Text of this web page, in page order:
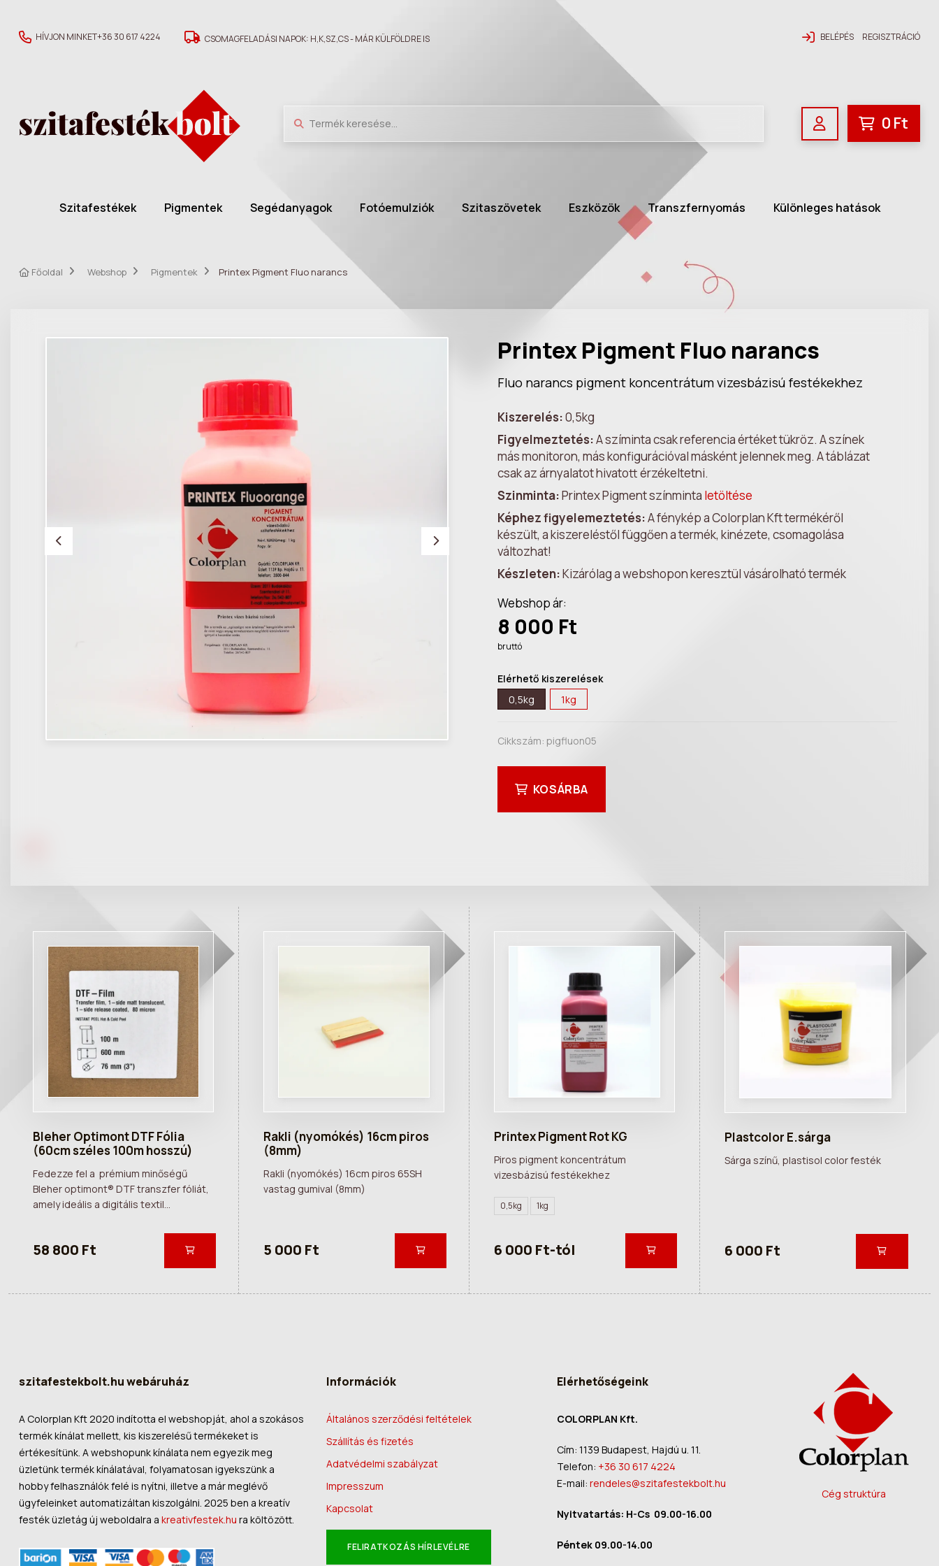
HÍVJON MINKET+36 30 617 4224 CSOMAGFELADÁSI NAPOK: H,K,SZ,CS - MÁR KÜLFÖLDRE IS REGISZTRÁCIÓ
BELÉPÉS
0 Ft
Szitafestékek Pigmentek Segédanyagok Fotóemulziók Szitaszövetek Eszközök Transzfernyomás Különleges hatások
Főoldal Webshop Pigmentek Printex Pigment Fluo narancs
Printex Pigment Fluo narancs
Fluo narancs pigment koncentrátum vizesbázisú festékekhez
Kiszerelés:0,5kg
Figyelmeztetés:A szíminta csak referencia értéket tükröz. A színek
más monitoron, más konfigurációval másként jelennek meg. A táblázat
csak az árnyalatot hivatott érzékeltetni.
Szinminta:Printex Pigment színminta letöltése
Képhez figyelemeztetés:A fénykép a Colorplan Kft termékéről
készült, a kiszereléstől függően a termék, kinézete, csomagolása
változhat!
Készleten:Kizárólag a webshopon keresztül vásárolható termék
Webshop ár:
8 000 Ft
bruttó
Elérhető kiszerelések
0,5kg
1kg
Cikkszám: pigfluon05
KOSÁRBA
Bleher Optimont DTF Fólia
(60cm széles 100m hosszú)
Fedezze fel a prémium minőségű
Bleher optimont® DTF transzfer fóliát,
amely ideális a digitális textil...
58 800 Ft
Rakli (nyomókés) 16cm piros
(8mm)
Rakli (nyomókés) 16cm piros 65SH
vastag gumival (8mm)
5 000 Ft
Printex Pigment Rot KG
Piros pigment koncentrátum
vizesbázisú festékekhez
0,5kg 1kg
6 000 Ft-tól
Plastcolor E.sárga
Sárga színű, plastisol color festék
6 000 Ft
szitafestekbolt.hu webáruház
A Colorplan Kft 2020 indította el webshopját, ahol a szokásos
termék kínálat mellett, kis kiszerelésű termékeket is
értékesítünk. A webshopunk kínálata nem egyezik meg
üzletünk termék kínálatával, folyamatosan igyekszünk a
hobby felhasználók felé is nyítni, illetve a már meglévő
ügyfeleinket automatizáltan kiszolgálni. 2025 ben a kreatív
festék üzletág új weboldalra a kreativfestek.hu ra költözött.
Információk
Általános szerződési feltételek
Szállítás és fizetés
Adatvédelmi szabályzat
Impresszum
Kapcsolat
FELIRATKOZÁS HÍRLEVÉLRE
Elérhetőségeink
COLORPLAN Kft.
Cím: 1139 Budapest, Hajdú u. 11.
Telefon: +36 30 617 4224
E-mail: rendeles@szitafestekbolt.hu
Nyitvatartás: H-Cs 09.00-16.00
Péntek 09.00-14.00
Cég struktúra